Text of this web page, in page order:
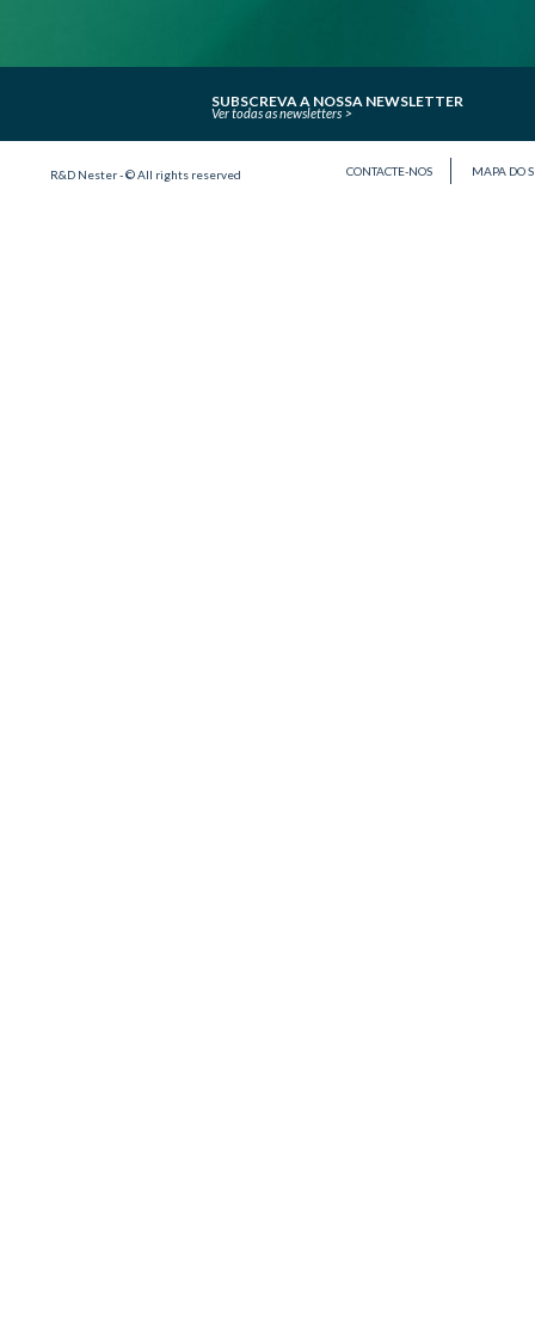
SUBSCREVA A NOSSA NEWSLETTER
Ver todas as newsletters
R&D Nester - © All rights reserved CONTACTE-NOS MAPA DO